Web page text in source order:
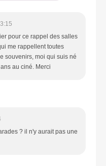
pour ce rappel des salles
me rappellent toutes
souvenirs, moi qui suis né
au ciné. Merci
? il n'y aurait pas une